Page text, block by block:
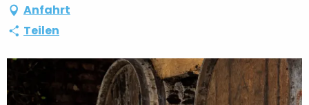
Anfahrt
Teilen